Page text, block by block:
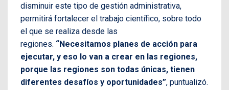
disminuir este tipo de gestión administrativa,
permitirá fortalecer el trabajo científico, sobre todo
el que se realiza desde las
regiones. “Necesitamos planes de acción para
ejecutar, y eso lo van a crear en las regiones,
porque las regiones son todas únicas, tienen
diferentes desafíos y oportunidades”, puntualizó.